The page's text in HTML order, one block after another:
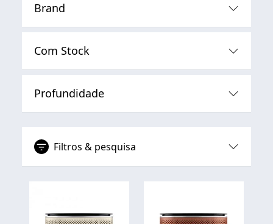
Filtros & pesquisa
Brand
Com Stock
Profundidade